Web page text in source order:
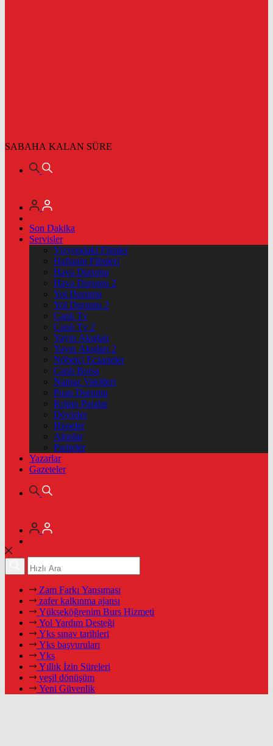
SABAHA KALAN SÜRE
Son Dakika
Servisler
Vizyondaki Filmler
Haftanin Filmleri
Hava Durumu
Hava Durumu 2
Yol Durumu
Yol Durumu 2
Canlı Tv
Canlı Tv 2
Yayın Akışları
Yayın Akışları 2
Nöbetçi Eczaneler
Canlı Borsa
Namaz Vakitleri
Puan Durumu
Kripto Paralar
Dövizler
Hisseler
Altınlar
Pariteler
Yazarlar
Gazeteler
Zam Farkı Yansıması
zafer kalkınma ajansı
Yükseköğrenim Burs Hizmeti
Yol Yardım Desteği
Yks sınav tarihleri
Yks başvuruları
Yks
Yıllık İzin Süreleri
yeşil dönüşüm
Yeni Güvenlik